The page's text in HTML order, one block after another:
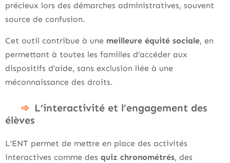
précieux lors des démarches administratives, souvent
source de confusion.
Cet outil contribue à une meilleure équité sociale, en
permettant à toutes les familles d’accéder aux
dispositifs d’aide, sans exclusion liée à une
méconnaissance des droits.
L’interactivité et l’engagement des
élèves
L’ENT permet de mettre en place des activités
interactives comme des quiz chronométrés, des